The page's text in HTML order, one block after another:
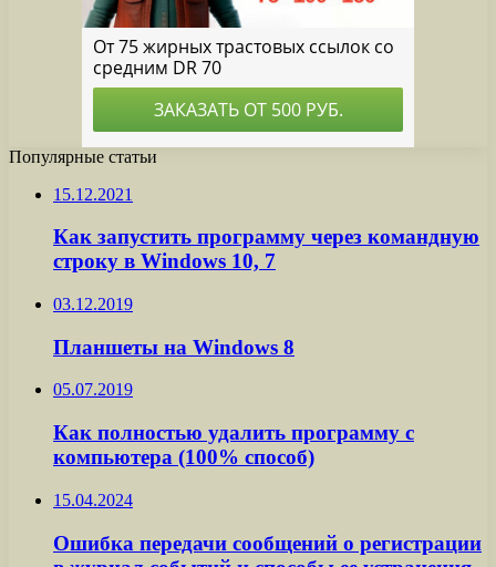
Популярные статьи
15.12.2021
Как запустить программу через командную
строку в Windows 10, 7
03.12.2019
Планшеты на Windows 8
05.07.2019
Как полностью удалить программу с
компьютера (100% способ)
15.04.2024
Ошибка передачи сообщений о регистрации